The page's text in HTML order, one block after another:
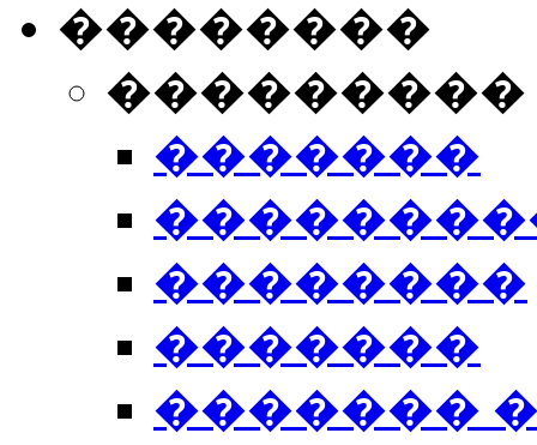
��������
�������
��������
�������
�������